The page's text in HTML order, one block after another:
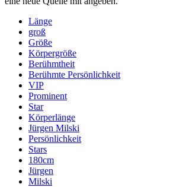
Länge
groß
Größe
Körpergröße
Berühmtheit
Berühmte Persönlichkeit
VIP
Prominent
Star
Körperlänge
Jürgen Milski
Persönlichkeit
Stars
180cm
Jürgen
Milski